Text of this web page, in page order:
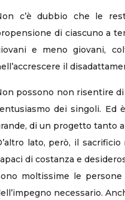
c’è dubbio che le
di ciascuno a
e meno giovani,
il
possono non risentire
dei singoli.
di un progetto tanto
lato, però, il
di costanza e
moltissime le
necessario.